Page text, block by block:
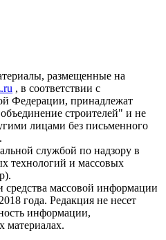
размещенные на
, в соответствии с
Федерации, принадлежат
строителей" и не
лицами без письменного
службой по надзору в
технологий и массовых
средства массовой информации
года. Редакция не несет
информации,
материалах.